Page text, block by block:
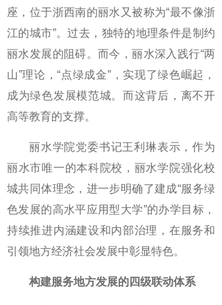
座，位于浙西南的丽水又被称为“最不像浙
江的城市”。过去，独特的地理条件是制约
丽水发展的阻碍。而今，丽水深入践行“两
山”理论，“点绿成金”，实现了绿色崛起，
成为绿色发展模范城。而这背后，离不开
高等教育的支撑。
丽水学院党委书记王利琳表示，作为
丽水市唯一的本科院校，丽水学院强化校
城共同体理念，进一步明确了建成“服务绿
色发展的高水平应用型大学”的办学目标，
持续推进内涵建设和内部治理，在服务和
引领地方经济社会发展中彰显特色。
构建服务地方发展的四级联动体系